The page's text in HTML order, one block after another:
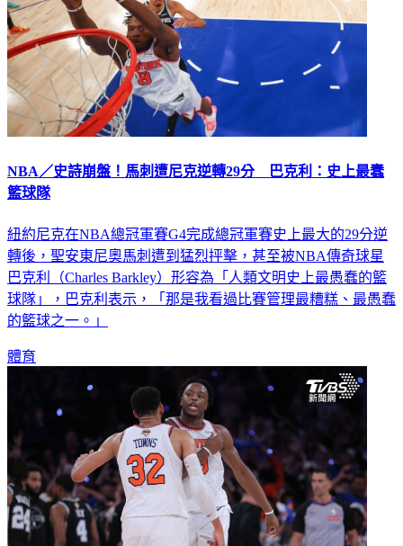
NBA／史詩崩盤！馬刺遭尼克逆轉29分 巴克利：史上最蠢
籃球隊
紐約尼克在NBA總冠軍賽G4完成總冠軍賽史上最大的29分逆
轉後，聖安東尼奧馬刺遭到猛烈抨擊，甚至被NBA傳奇球星
巴克利（Charles Barkley）形容為「人類文明史上最愚蠢的籃
球隊」，巴克利表示，「那是我看過比賽管理最糟糕、最愚蠢
的籃球之一。」
體育